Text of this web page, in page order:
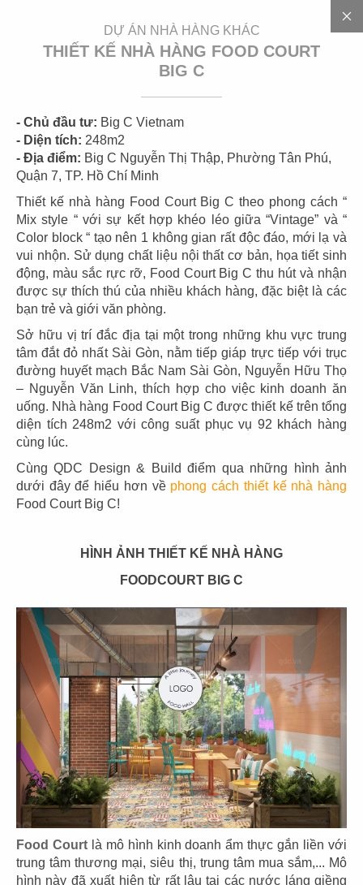
DỰ ÁN NHÀ HÀNG KHÁC
THIẾT KẾ NHÀ HÀNG FOOD COURT
BIG C
- Chủ đầu tư: Big C Vietnam
- Diện tích: 248m2
- Địa điểm: Big C Nguyễn Thị Thập, Phường Tân Phú,
Quận 7, TP. Hồ Chí Minh
Thiết kế nhà hàng Food Court Big C theo phong cách “
Mix style “ với sự kết hợp khéo léo giữa “Vintage” và “
Color block “ tạo nên 1 không gian rất độc đáo, mới lạ và
vui nhộn. Sử dụng chất liệu nội thất cơ bản, họa tiết sinh
động, màu sắc rực rỡ, Food Court Big C thu hút và nhận
được sự thích thú của nhiều khách hàng, đặc biệt là các
bạn trẻ và giới văn phòng.
Sở hữu vị trí đắc địa tại một trong những khu vực trung
tâm đắt đỏ nhất Sài Gòn, nằm tiếp giáp trực tiếp với trục
đường huyết mạch Bắc Nam Sài Gòn, Nguyễn Hữu Thọ
– Nguyễn Văn Linh, thích hợp cho việc kinh doanh ăn
uống. Nhà hàng Food Court Big C được thiết kế trên tổng
diện tích 248m2 với công suất phục vụ 92 khách hàng
cùng lúc.
Cùng QDC Design & Build điểm qua những hình ảnh
dưới đây để hiểu hơn về phong cách thiết kế nhà hàng
Food Court Big C!
HÌNH ẢNH THIẾT KẾ NHÀ HÀNG
FOODCOURT BIG C
Food Courtlà mô hình kinh doanh ẩm thực gắn liền với
trung tâm thương mại, siêu thị, trung tâm mua sắm,... Mô
hình này đã xuất hiện từ rất lâu tại các nước láng giềng
300+ D
01
HIGHLANDS
CN Cát Lái
02
CN Sunwah Pearl
03
PHÊ LA
CN Biên Hòa
KATINAT
CN 3/2
05
KATINAT
CN Waterbus
06
CHEESE COFFEE
CN Đà Nẵng
07
KOI THÉ
CN Tân Sơn Nhì
08
KOI THÉ
CN Pearl Plaza